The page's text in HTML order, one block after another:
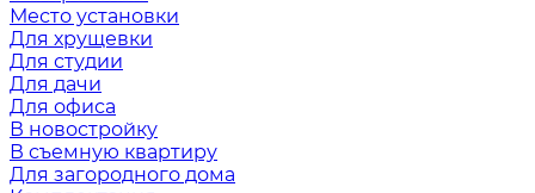
Место установки
Для хрущевки
Для студии
Для дачи
Для офиса
В новостройку
В съемную квартиру
Для загородного дома